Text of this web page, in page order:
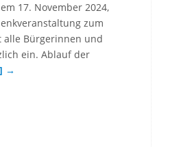
17. November 2024,
zum
alle Bürgerinnen und
ein. Ablauf der
→